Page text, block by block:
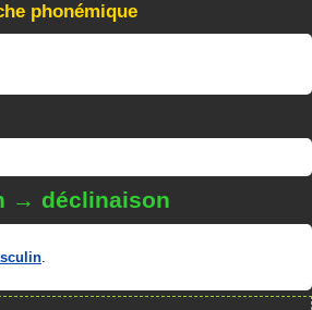
phonémique
→ déclinaison
.